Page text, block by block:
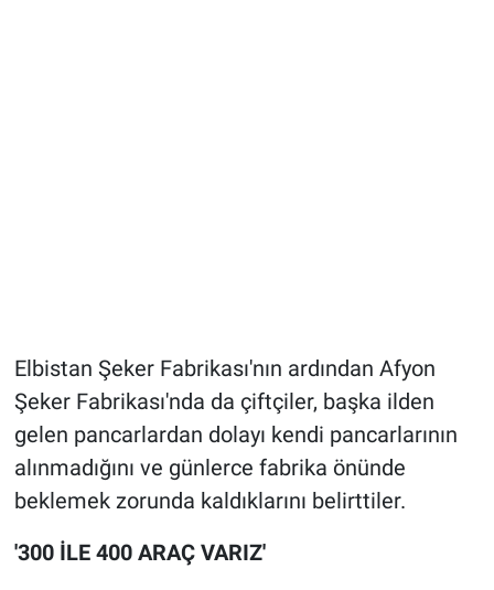
Elbistan Şeker Fabrikası'nın ardından Afyon
Şeker Fabrikası'nda da çiftçiler, başka ilden
gelen pancarlardan dolayı kendi pancarlarının
alınmadığını ve günlerce fabrika önünde
beklemek zorunda kaldıklarını belirttiler.
'300 İLE 400 ARAÇ VARIZ'